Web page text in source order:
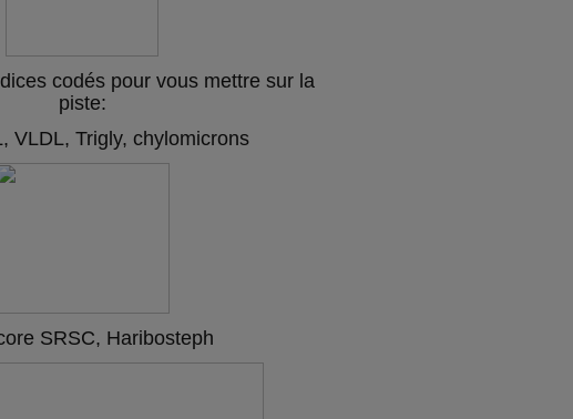
codés pour vous mettre sur la
piste:
VLDL, Trigly, chylomicrons
SRSC, Haribosteph